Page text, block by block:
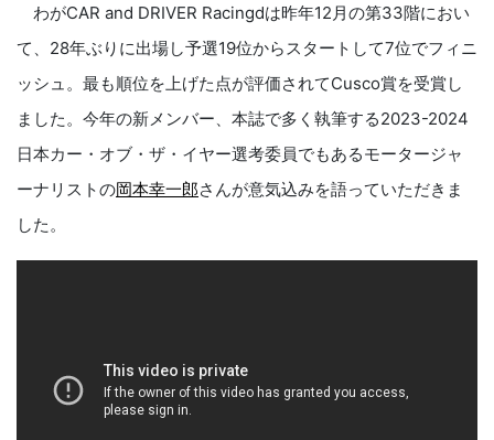
わがCAR and DRIVER Racingdは昨年12月の第33階におい
て、28年ぶりに出場し予選19位からスタートして7位でフィニ
ッシュ。最も順位を上げた点が評価されてCusco賞を受賞し
ました。今年の新メンバー、本誌で多く執筆する2023-2024
日本カー・オブ・ザ・イヤー選考委員でもあるモータージャ
ーナリストの岡本幸一郎さんが意気込みを語っていただきま
した。